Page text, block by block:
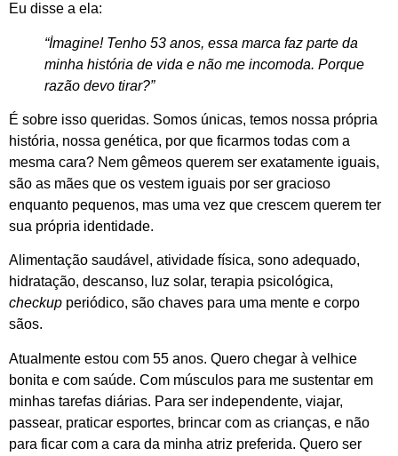
Eu disse a ela:
“İmagine! Tenho 53 anos, essa marca faz parte da
minha história de vida e não me incomoda. Porque
razão devo tirar?”
É sobre isso queridas. Somos únicas, temos nossa própria
história, nossa genética, por que ficarmos todas com a
mesma cara? Nem gêmeos querem ser exatamente iguais,
são as mães que os vestem iguais por ser gracioso
enquanto pequenos, mas uma vez que crescem querem ter
sua própria identidade.
Alimentação saudável, atividade física, sono adequado,
hidratação, descanso, luz solar, terapia psicológica,
checkup periódico, são chaves para uma mente e corpo
sãos.
Atualmente estou com 55 anos. Quero chegar à velhice
bonita e com saúde. Com músculos para me sustentar em
minhas tarefas diárias. Para ser independente, viajar,
passear, praticar esportes, brincar com as crianças, e não
para ficar com a cara da minha atriz preferida. Quero ser